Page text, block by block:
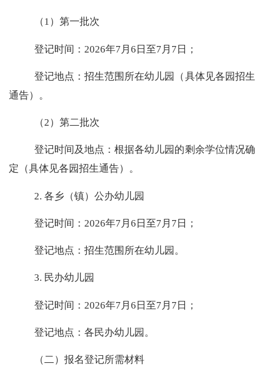
（1）第一批次
登记时间： 2026年7 月 6 日至7 月 7 日；
登记地点：招生范围所在幼儿园（具体见各园招生
通告）。
（2）第二批次
登记时间及地点：根据各幼儿园的剩余学位情况确
定（具体见各园招生通告）。
2. 各乡（镇）公办幼儿园
登记时间： 2026年7 月 6 日至7 月 7 日；
登记地点：招生范围所在幼儿园。
3. 民办幼儿园
登记时间： 2026年7 月 6 日至7 月 7 日；
登记地点：各民办幼儿园。
（二）报名登记所需材料